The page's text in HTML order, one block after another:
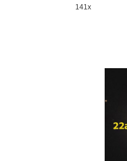
141x